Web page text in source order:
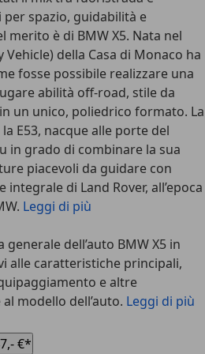
spazio, guidabilità e
è di BMW X5. Nata nel
Vehicle) della Casa di Monaco ha
fosse possibile realizzare una
abilità off-road, stile da
un unico, poliedrico formato. La
E53, nacque alle porte del
in grado di combinare la sua
piacevoli da guidare con
integrale di Land Rover, all’epoca
Leggi di più
dell’auto BMW X5 in
alle caratteristiche principali,
e altre
modello dell’auto. Leggi di più
€*